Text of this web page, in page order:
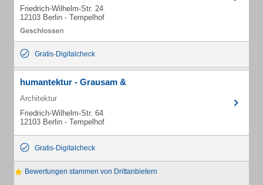
Friedrich-Wilhelm-Str. 24
12103 Berlin - Tempelhof
Gratis-Digitalcheck
humantektur - Grausam &
Architektur
Friedrich-Wilhelm-Str. 64
12103 Berlin - Tempelhof
Gratis-Digitalcheck
Bewertungen stammen von Drittanbietern